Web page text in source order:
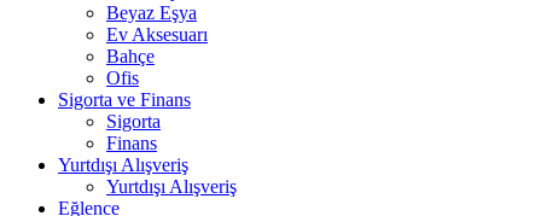
Beyaz Eşya
Ev Aksesuarı
Bahçe
Ofis
Sigorta ve Finans
Sigorta
Finans
Yurtdışı Alışveriş
Yurtdışı Alışveriş
Eğlence